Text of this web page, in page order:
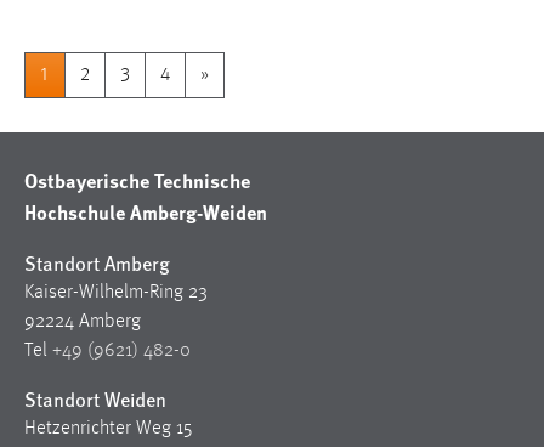
1 2 3 4 »
Ostbayerische Technische
Hochschule Amberg-Weiden
Standort Amberg
Kaiser-Wilhelm-Ring 23
92224 Amberg
Tel +49 (9621) 482-0
Standort Weiden
Hetzenrichter Weg 15